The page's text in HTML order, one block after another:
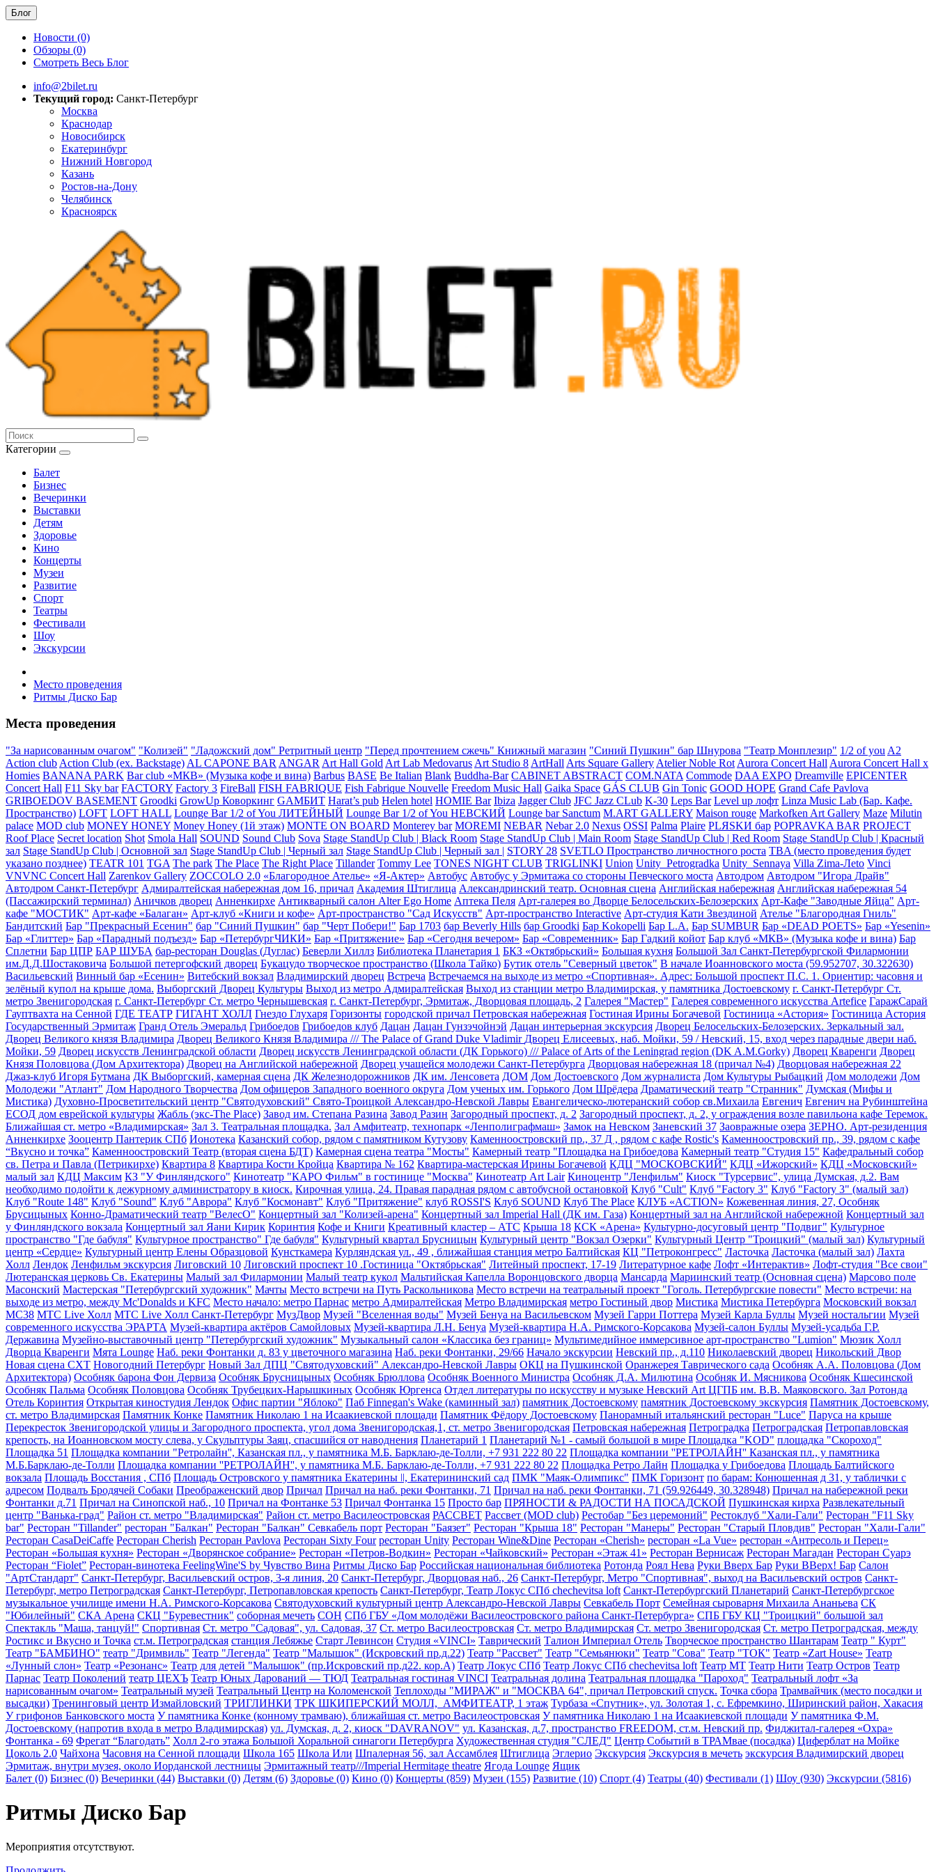
Блог
Новости (0)
Обзоры (0)
Смотреть Весь Блог
info@2bilet.ru
Текущий город: Санкт-Петербург
Москва
Краснодар
Новосибирск
Екатеринбург
Нижний Новгород
Казань
Ростов-на-Дону
Челябинск
Красноярск
Категории
Балет
Бизнес
Вечеринки
Выставки
Детям
Здоровье
Кино
Концерты
Музеи
Развитие
Спорт
Театры
Фестивали
Шоу
Экскурсии
Место проведения
Ритмы Диско Бар
Места проведения
"За нарисованным очагом" "Колизей" "Ладожский дом" Ретритный центр "Перед прочтением сжечь" Книжный магазин "Синий Пушкин" бар Шнурова "Театр Монплезир" 1/2 of you A2
Action club Action Club (ex. Backstage) AL CAPONE BAR ANGAR Art Hall Gold Art Lab Medovarus Art Studio 8 ArtHall Arts Square Gallery Atelier Noble Rot Aurora Concert Hall Aurora Concert Hall x
Homies BANANA PARK Bar club «МКВ» (Музыка кофе и вина) Barbus BASE Be Italian Blank Buddha-Bar CABINET ABSTRACT COM.NATA Commode DAA EXPO Dreamville EPICENTER
Concert Hall F11 Sky bar FACTORY Factory 3 FireBall FISH FABRIQUE Fish Fabrique Nouvelle Freedom Music Hall Gaika Space GÁS CLUB Gin Tonic GOOD HOPE Grand Cafe Pavlova
GRIBOEDOV BASEMENT Groodki GrowUp Коворкинг GАМБИТ Harat’s pub Helen hotel HOMIE Bar Ibiza Jagger Club JFC Jazz CLub K-30 Leps Bar Level up лофт Linza Music Lab (Бар. Кафе.
Пространство) LOFT LOFT HALL Lounge Bar 1/2 of You ЛИТЕЙНЫЙ Lounge Bar 1/2 of You НЕВСКИЙ Lounge bar Sanctum M.ART GALLERY Maison rouge Markofken Art Gallery Maze Milutin
palace MOD club MONEY HONEY Money Honey (1й этаж) MONTE ON BOARD Monterey bar MOREMI NEBAR Nebar 2.0 Nexus OSSI Palma Plaire PLЯSKИ бар POPRAVKA BAR PROJECT
Roof Place Secret location Shot Smola Hall SOUND Sound Club Sova Stage StandUp Club | Black Room Stage StandUp Club | Main Room Stage StandUp Club | Red Room Stage StandUp Club | Красный
зал Stage StandUp Club | Основной зал Stage StandUp Club | Черный зал Stage StandUp Club | Черный зал | STORY 28 SVETLO Пространство личностного роста TBA (место проведения будет
указано позднее) TEATR 101 TGA The park The Place The Right Place Tillander Tommy Lee TONES NIGHT CLUB TRIGLINKI Union Unity_Petrogradka Unity_Sennaya Villa Zima-Лeto Vinci
VNVNC Concert Hall Zarenkov Gallery ZOCCOLO 2.0 «Благородное Ателье» «Я-Актер» Автобус Автобус у Эрмитажа со стороны Певческого моста Автодром Автодром "Игора Драйв"
Автодром Санкт-Петербург Адмиралтейская набережная дом 16, причал Академия Штиглица Александринский театр. Основная сцена Английская набережная Английская набережная 54
(Пассажирский терминал) Аничков дворец Анненкирхе Антикварный салон Alter Ego Home Аптека Пеля Арт-галерея во Дворце Белосельских-Белозерских Арт-Кафе "Заводные Яйца" Арт-
кафе "МОСТИК" Арт-кафе «Балаган» Арт-клуб «Книги и кофе» Арт-пространство "Сад Искусств" Арт-пространство Interactive Арт-студия Кати Звездиной Ателье "Благородная Гниль"
Бандитский Бар "Прекрасный Есенин" бар "Синий Пушкин" бар "Черт Побери!" Бар 1703 бар Beverly Hills бар Groodki Бар Kokopelli Бар L.A. Бар SUMBUR Бар «DEAD POETS» Бар «Yesenin»
Бар «Глиттер» Бар «Парадный подъезд» Бар «ПетербургЧИКИ» Бар «Притяжение» Бар «Сегодня вечером» Бар «Современник» Бар Гадкий койот Бар клуб «МКВ» (Музыка кофе и вина) Бар
Сплетни Бар ЦПР БАР ШУБА бар-ресторан Douglas (Дуглас) Беверли Хиллз Библиотека Планетария 1 БКЗ «Октябрьский» Большая кухня Большой Зал Санкт-Петербургской Филармонии
им.Д.Д.Шостаковича Большой петергофский дворец Букацудо творческое пространство (Школа Тайко) Бутик отель "Северный цветок" В начале Иоанновского моста (59.952707, 30.322630)
Васильевский Винный бар «Есенин» Витебский вокзал Владимирский дворец Встреча Встречаемся на выходе из метро «Спортивная». Адрес: Большой проспект П.С. 1. Ориентир: часовня и
зелёный купол на крыше дома. Выборгский Дворец Культуры Выход из метро Адмиралтейская Выход из станции метро Владимирская, у памятника Достоевскому г. Санкт-Петербург Ст.
метро Звенигородская г. Санкт-Петербург Ст. метро Чернышевская г. Санкт-Петербург, Эрмитаж, Дворцовая площадь, 2 Галерея "Мастер" Галерея современного искусства Artefice ГаражСарай
Гауптвахта на Сенной ГДЕ ТЕАТР ГИГАНТ ХОЛЛ Гнездо Глухаря Горизонты городской причал Петровская набережная Гостиная Ирины Богачевой Гостиница «Астория» Гостиница Астория
Государственный Эрмитаж Гранд Отель Эмеральд Грибоедов Грибоедов клуб Дацан Дацан Гунзэчойнэй Дацан интерьерная экскурсия Дворец Белосельских-Белозерских. Зеркальный зал.
Дворец Великого князя Владимира Дворец Великого Князя Владимира /// The Palace of Grand Duke Vladimir Дворец Елисеевых, наб. Мойки, 59 / Невский, 15, вход через парадные двери наб.
Мойки, 59 Дворец искусств Ленинградской области Дворец искусств Ленинградской области (ДК Горького) /// Palace of Arts of the Leningrad region (DK A.M.Gorky) Дворец Кваренги Дворец
Князя Половцова (Дом Архитектора) Дворец на Английской набережной Дворец учащейся молодежи Санкт-Петербурга Дворцовая набережная 18 (причал №4) Дворцовая набережная 22
Джаз-клуб Игоря Бутмана ДК Выборгский, камерная сцена ДК Железнодорожников ДК им. Ленсовета ДОМ Дом Достоевского Дом журналиста Дом Культуры Рыбацкий Дом молодежи Дом
Молодежи "Атлант" Дом Народного Творчества Дом офицеров Западного военного округа Дом ученых им. Горького Дом Шрёдера Драматический театр "Странник" Думская (Мифы и
Мистика) Духовно-Просветительский центр "Святодуховский" Свято-Троицкой Александро-Невской Лавры Евангелическо-лютеранский собор св.Михаила Евгенич Евгенич на Рубинштейна
ЕСОД дом еврейской культуры Жабль (экс-The Place) Завод им. Степана Разина Завод Разин Загородный проспект, д. 2 Загородный проспект, д. 2, у ограждения возле павильона кафе Теремок.
Ближайшая ст. метро «Владимирская» Зал 3. Театральная площадка. Зал Амфитеатр, технопарк «Ленполиграфмаш» Замок на Невском Заневский 37 Заовражные озера ЗЕРНО. Арт-резиденция
Анненкирхе Зооцентр Пантерик СПб Ионотека Казанский собор, рядом с памятником Кутузову Каменноостровский пр., 37 Д , рядом с кафе Rostic's Каменноостровский пр., 39, рядом с кафе
“Вкусно и точка” Каменноостровский Театр (вторая сцена БДТ) Камерная сцена театра "Мосты" Камерный театр "Площадка на Грибоедова Камерный театр "Студия 15" Кафедральный собор
св. Петра и Павла (Петрикирхе) Квартира 8 Квартира Кости Кройца Квартира № 162 Квартира-мастерская Ирины Богачевой КДЦ "МОСКОВСКИЙ" КДЦ «Ижорский» КДЦ «Московский»
малый зал КДЦ Максим КЗ "У Финляндского" Кинотеатр "КАРО Фильм" в гостинице "Москва" Кинотеатр Art Lair Киноцентр "Ленфильм" Киоск "Турсервис", улица Думская, д.2. Вам
необходимо подойти к дежурному администратору в киоск. Кирочная улица, 24. Правая парадная рядом с автобусной остановкой Клуб "Cult" Клуб "Factory 3" Клуб "Factory 3" (малый зал)
Клуб "Route 148" Клуб "Sound" Клуб "Аврора" Клуб "Космонавт" Клуб "Притяжение" клуб ROSSI'S Клуб SOUND Клуб The Place КЛУБ «ACTION» Кожевенная линия, 27, Особняк
Брусицыных Конно-Драматический театр "ВелесО" Концертный зал "Колизей-арена" Концертный зал Imperial Hall (ДК им. Газа) Концертный зал на Английской набережной Концертный зал
у Финляндского вокзала Концертный зал Яани Кирик Коринтия Кофе и Книги Креативный кластер – АТС Крыша 18 КСК «Арена» Культурно-досуговый центр "Подвиг" Культурное
пространство "Где бабуля" Культурное пространство" Где бабуля" Культурный квартал Брусницын Культурный центр "Вокзал Озерки" Культурный Центр "Троицкий" (малый зал) Культурный
центр «Сердце» Культурный центр Елены Образцовой Кунсткамера Курляндская ул., 49 , ближайшая станция метро Балтийская КЦ "Петроконгресс" Ласточка Ласточка (малый зал) Лахта
Холл Лендок Ленфильм экскурсия Лиговский 10 Лиговский проспект 10 .Гостиница "Октябрьская" Литейный проспект, 17-19 Литературное кафе Лофт «Интерактив» Лофт-студия "Все свои"
Лютеранская церковь Св. Екатерины Малый зал Филармонии Малый театр кукол Мальтийская Капелла Воронцовского дворца Мансарда Мариинский театр (Основная сцена) Марсово поле
Масонский Мастерская "Петербургский художник" Мачты Место встречи на Путь Раскольникова Место встречи на театральный проект "Гоголь. Петербургские повести" Место встречи: на
выходе из метро, между Mc'Donalds и KFC Место начало: метро Парнас метро Адмиралтейская Метро Владимирская метро Гостиный двор Мистика Мистика Петербурга Московский вокзал
МС38 МТС Live Холл МТС Live Холл Санкт-Петербург МузДвор Музей "Вселенная воды" Музей Бенуа на Васильевском Музей Гарри Поттера Музей Карла Буллы Музей ностальгии Музей
современного искусства ЭРАРТА Музей-квартира актёров Самойловых Музей-квартира Л.Н. Бенуа Музей-квартира Н.А. Римского-Корсакова Музей-салон Буллы Музей-усадьба Г.Р.
Державина Музейно-выставочный центр "Петербургский художник" Музыкальный салон «Классика без границ» Мультимедийное иммерсивное арт-пространство "Lumion" Мюзик Холл
Дворца Кваренги Мята Lounge Наб. реки Фонтанки д. 83 у цветочного магазина Наб. реки Фонтанки, 29/66 Начало экскурсии Невский пр., д.110 Николаевский дворец Никольский Двор
Новая сцена СХТ Новогодний Петербург Новый Зал ДПЦ "Святодуховский" Александро-Невской Лавры ОКЦ на Пушкинской Оранжерея Таврического сада Особняк А.А. Половцова (Дом
Архитектора) Особняк барона Фон Дервиза Особняк Брусницыных Особняк Брюллова Особняк Военного Министра Особняк Д.А. Милютина Особняк И. Мясникова Особняк Кшесинской
Особняк Пальма Особняк Половцова Особняк Трубецких-Нарышкиных Особняк Юргенса Отдел литературы по искусству и музыке Невский Art ЦГПБ им. В.В. Маяковского. Зал Ротонда
Отель Коринтия Открытая киностудия Лендок Офис партии "Яблоко" Паб Finnegan's Wake (каминный зал) памятник Достоевскому памятник Достоевскому экскурсия Памятник Достоевскому,
ст. метро Владимирская Памятник Конке Памятник Николаю 1 на Исаакиевской площади Памятник Фёдору Достоевскому Панорамный итальянский ресторан "Luce" Паруса на крыше
Перекресток Звенигородской улицы и Загородного проспекта, угол дома Звенигородская,1, ст. метро Звенигородская Петровская набережная Петроградка Петроградская Петропавловская
крепость, на Иоанновском мосту слева, у Скульптуры Заяц, спасшийся от наводнения Планетарий 1 Планетарий №1 - самый большой в мире Площадка "KOD" площадка "Скороход"
Площадка 51 Площадка компании "Ретролайн'', Казанская пл., у памятника М.Б. Барклаю-де-Толли, +7 931 222 80 22 Площадка компании ''РЕТРОЛАЙН'' Казанская пл., у памятника
М.Б.Барклаю-де-Толли Площадка компании ''РЕТРОЛАЙН'', у памятника М.Б. Барклаю-де-Толли, +7 931 222 80 22 Площадка Ретро Лайн Площадка у Грибоедова Площадь Балтийского
вокзала Площадь Восстания , СПб Площадь Островского у памятника Екатерины ǀǀ, Екатерининский сад ПМК "Маяк-Олимпикс" ПМК Горизонт по барам: Конюшенная д 31, у таблички с
адресом Подвалъ Бродячей Собаки Преображенский двор Причал Причал на наб. реки Фонтанки, 71 Причал на наб. реки Фонтанки, 71 (59.926449, 30.328948) Причал на набережной реки
Фонтанки д.71 Причал на Синопской наб., 10 Причал на Фонтанке 53 Причал Фонтанка 15 Просто бар ПРЯНОСТИ & РАДОСТИ НА ПОСАДСКОЙ Пушкинская кирха Развлекательный
центр "Ванька-град" Район ст. метро "Владимирская" Район ст. метро Василеостровская РАССВЕТ Рассвет (MOD club) Рестобар "Без церемоний" Рестоклуб "Хали-Гали" Ресторан "F11 Sky
bar" Ресторан "Tillander" ресторан "Балкан" Ресторан "Балкан" Севкабель порт Ресторан "Баязет" Ресторан "Крыша 18" Ресторан "Манеры" Ресторан "Старый Пловдив" Ресторан "Хали-Гали"
Ресторан CasaDeiCaffe Ресторан Cherish Ресторан Pavlova Ресторан Sixty Four ресторан Unity Ресторан Wine&Dine Ресторан «Cherish» ресторан «La Vue» ресторан «Антресоль и Перец»
Ресторан «Большая кухня» Ресторан «Дворянское собрание» Ресторан «Петров-Водкин» Ресторан «Чайковский» Ресторан «Этаж 41» Ресторан Вернисаж Ресторан Магадан Ресторан Суарэ
Ресторан “Fiolet” Ресторан-винотека FeelingWine'S by Чувство Вина Ритмы Диско Бар Российская национальная библиотека Ротонда Роял Нева Руки Вверх Бар Руки ВВерх! Бар Салон
"АртСтандарт" Санкт-Петербург, Васильевский остров, 3-я линия, 20 Санкт-Петербург, Дворцовая наб., 26 Санкт-Петербург, Метро "Спортивная", выход на Васильевский остров Санкт-
Петербург, метро Петроградская Санкт-Петербург, Петропавловская крепость Санкт-Петербург, Театр Локус СПб chechevitsa loft Санкт-Петербургский Планетарий Санкт-Петербургское
музыкальное училище имени Н.А. Римского-Корсакова Святодуховский культурный центр Александро-Невской Лавры Севкабель Порт Семейная сыроварня Михаила Ананьева СК
"Юбилейный" СКА Арена СКЦ "Буревестник" соборная мечеть СОН СПб ГБУ «Дом молодёжи Василеостровского района Санкт-Петербурга» СПБ ГБУ КЦ "Троицкий" большой зал
Спектакль "Маша, танцуй!" Спортивная Ст. метро "Садовая", ул. Садовая, 37 Ст. метро Василеостровская Ст. метро Владимирская Ст. метро Звенигородская Ст. метро Петроградская, между
Ростикс и Вкусно и Точка ст.м. Петроградская станция Лебяжье Старт Левинсон Студия «VINCI» Таврический Талион Империал Отель Творческое пространство Шантарам Театр " Курт"
Театр "БАМБИНО" театр "Дримвиль" Театр "Легенда" Театр "Малышок" (Искровский пр.д.22) Театр "Рассвет" Театр "Семьянюки" Театр "Сова" Театр "ТОК" Театр «Zart House» Театр
«Лунный слон» Театр «Резонанс» Театр для детей "Малышок" (пр.Искровский пр.д22. кор.А) Театр Локус СПб Театр Локус СПб chechevitsa loft Театр МТ Театр Нити Театр Остров Театр
Парнас Театр Поколений театр ЦЕХЪ Театр Юных Дарований — ТЮД Театральная гостиная VINCI Театральная долина Театральная площадка "Пароход" Театральный лофт «За
нарисованным очагом» Театральный музей Театральный Центр на Коломенской Теплоходы "МИРАЖ" и "МОСКВА 64", причал Петровский спуск. Точка сбора Трамвайчик (место посадки и
высадки) Тренинговый центр Измайловский ТРИГЛИНКИ ТРК ШКИПЕРСКИЙ МОЛЛ, АМФИТЕАТР, 1 этаж Турбаза «Спутник», ул. Золотая 1, с. Ефремкино, Ширинский район, Хакасия
У грифонов Банковского моста У памятника Конке (конному трамваю), ближайшая ст. метро Василеостровская У памятника Николаю 1 на Исаакиевской площади У памятника Ф.М.
Достоевскому (напротив входа в метро Владимирская) ул. Думская, д. 2, киоск "DAVRANOV" ул. Казанская, д.7, пространство FREEDOM, ст.м. Невский пр. Фиджитал-галерея «Охра»
Фонтанка - 69 Фрегат “Благодать” Холл 2-го этажа Большой Хоральной синагоги Петербурга Художественная студия "СЛЕД" Центр Событий в ТРАМвае (посадка) Циферблат на Мойке
Цоколь 2.0 Чайхона Часовня на Сенной площади Школа 165 Школа Или Шпалерная 56, зал Ассамблея Штиглица Эглерио Экскурсия Экскурсия в мечеть экскурсия Владимирский дворец
Эрмитаж, внутри музея, около Иорданской лестницы Эрмитажный театр///Imperial Hermitage theatre Ягода Lounge Ящик
Балет (0) Бизнес (0) Вечеринки (44) Выставки (0) Детям (6) Здоровье (0) Кино (0) Концерты (859) Музеи (155) Развитие (10) Спорт (4) Театры (40) Фестивали (1) Шоу (930) Экскурсии (5816)
Ритмы Диско Бар
Мероприятия отсутствуют.